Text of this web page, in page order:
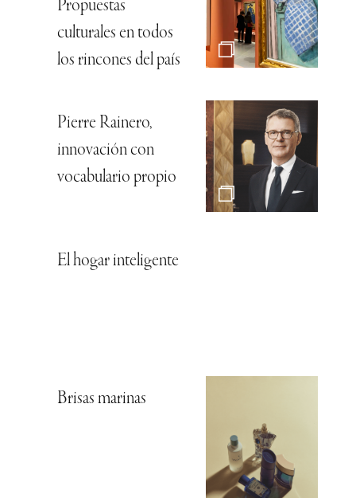
Propuestas
culturales en todos
los rincones del país
Pierre Rainero,
innovación con
vocabulario propio
El hogar inteligente
Brisas marinas